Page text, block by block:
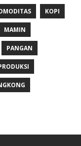
KOPI
MAMIN
PANGAN